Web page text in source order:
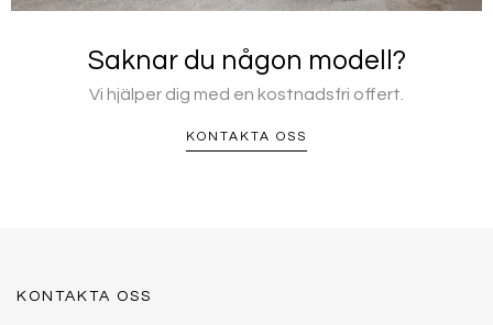
Saknar du någon modell?
Vi hjälper dig med en kostnadsfri offert.
KONTAKTA OSS
KONTAKTA OSS